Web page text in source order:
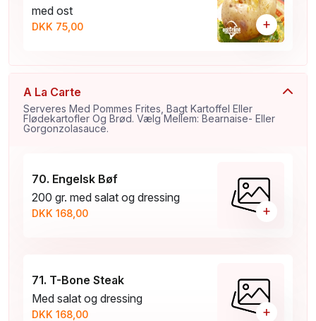
med ost
DKK 75,00 +
A La Carte
Serveres Med Pommes Frites, Bagt Kartoffel Eller
Flødekartofler Og Brød. Vælg Mellem: Bearnaise- Eller
Gorgonzolasauce.
70. Engelsk Bøf
200 gr. med salat og dressing
DKK 168,00 +
71. T-Bone Steak
Med salat og dressing
DKK 168,00 +